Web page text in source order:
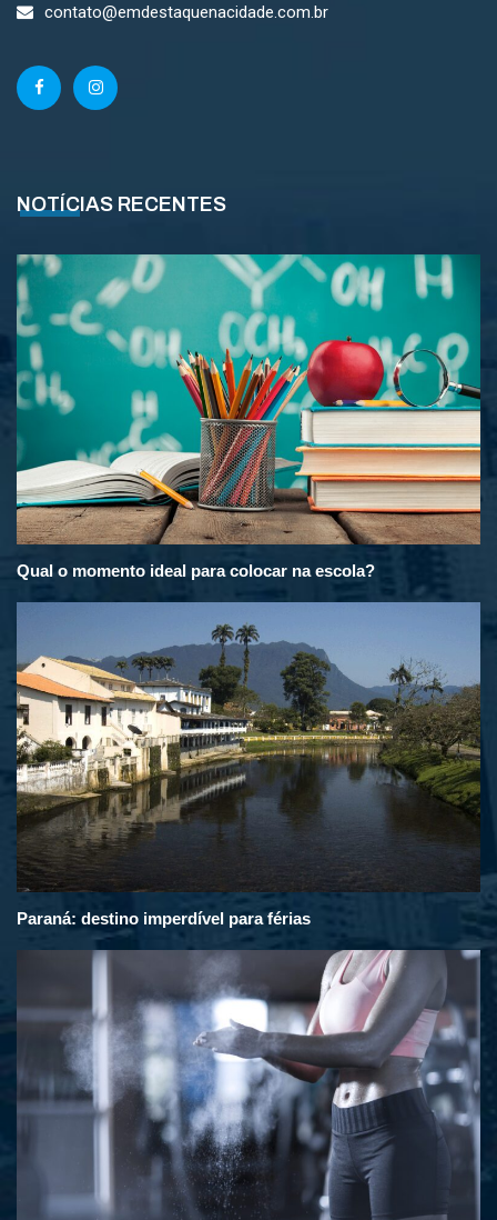
contato@emdestaquenacidade.com.br
NOTÍCIAS RECENTES
Qual o momento ideal para colocar na escola?
Paraná: destino imperdível para férias